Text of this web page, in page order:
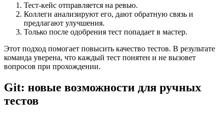
Тест-кейс отправляется на ревью.
Коллеги анализируют его, дают обратную связь и
предлагают улучшения.
Только после одобрения тест попадает в мастер.
Этот подход помогает повысить качество тестов. В результате
команда уверена, что каждый тест понятен и не вызовет
вопросов при прохождении.
Git: новые возможности для ручных
тестов